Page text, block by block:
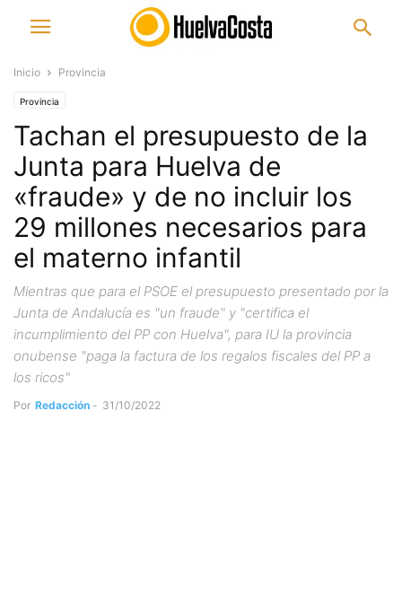
Inicio Provincia
Provincia
Tachan el presupuesto de la
Junta para Huelva de
«fraude» y de no incluir los
29 millones necesarios para
el materno infantil
Mientras que para el PSOE el presupuesto presentado por la
Junta de Andalucía es "un fraude" y "certifica el
incumplimiento del PP con Huelva", para IU la provincia
onubense "paga la factura de los regalos fiscales del PP a
los ricos"
Por Redacción - 31/10/2022